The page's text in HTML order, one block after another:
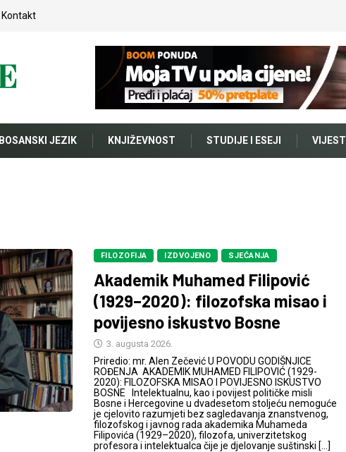
Kontakt
BOSANSKI JEZIK KNJIŽEVNOST STUDIJE I ESEJI VIJESTI
FILOZOFIJA IZDVOJENO SJEĆANJA
Akademik Muhamed Filipović
(1929–2020): filozofska misao i
povijesno iskustvo Bosne
3. augusta 2026.
Priredio: mr. Alen Zečević U POVODU GODIŠNJICE
ROĐENJA AKADEMIK MUHAMED FILIPOVIĆ (1929-
2020): FILOZOFSKA MISAO I POVIJESNO ISKUSTVO
BOSNE Intelektualnu, kao i povijest političke misli
Bosne i Hercegovine u dvadesetom stoljeću nemoguće
je cjelovito razumjeti bez sagledavanja znanstvenog,
filozofskog i javnog rada akademika Muhameda
Filipovića (1929–2020), filozofa, univerzitetskog
profesora i intelektualca čije je djelovanje suštinski […]